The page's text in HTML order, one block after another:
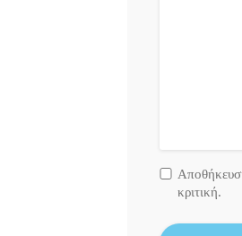
κριτική.